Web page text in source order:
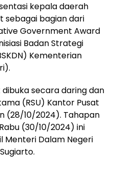
kepala daerah
sebagai bagian dari
Government Award
Badan Strategi
Kementerian
secara daring dan
(RSU) Kantor Pusat
(28/10/2024). Tahapan
(30/10/2024) ini
Menteri Dalam Negeri